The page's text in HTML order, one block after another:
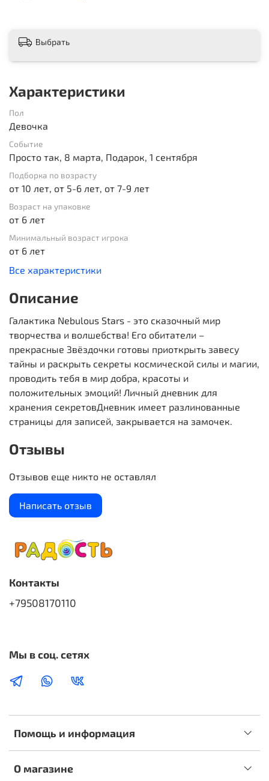
Выбрать
Характеристики
Пол
Девочка
Событие
Просто так, 8 марта, Подарок, 1 сентября
Подборка по возрасту
от 10 лет, от 5-6 лет, от 7-9 лет
Возраст на упаковке
от 6 лет
Минимальный возраст игрока
от 6 лет
Все характеристики
Описание
Галактика Nebulous Stars - это сказочный мир
творчества и волшебства! Его обитатели –
прекрасные Звёздочки готовы приоткрыть завесу
тайны и раскрыть секреты космической силы и магии,
проводить тебя в мир добра, красоты и
положительных эмоций! Личный дневник для
хранения секретовДневник имеет разлинованные
страницы для записей, закрывается на замочек.
Отзывы
Отзывов еще никто не оставлял
Написать отзыв
Помощь и информация
О магазине
Контакты
+79508170110
Мы в соц. сетях